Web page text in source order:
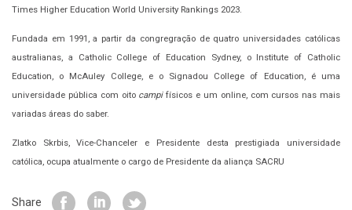
Times Higher Education World University Rankings 2023.
Fundada em 1991, a partir da congregração de quatro universidades católicas
australianas, a Catholic College of Education Sydney, o Institute of Catholic
Education, o McAuley College, e o Signadou College of Education, é uma
universidade pública com oito campifísicos e um online, com cursos nas mais
variadas áreas do saber.
Zlatko Skrbis, Vice-Chanceler e Presidente desta prestigiada universidade
católica, ocupa atualmente o cargo de Presidente da aliança SACRU
Share